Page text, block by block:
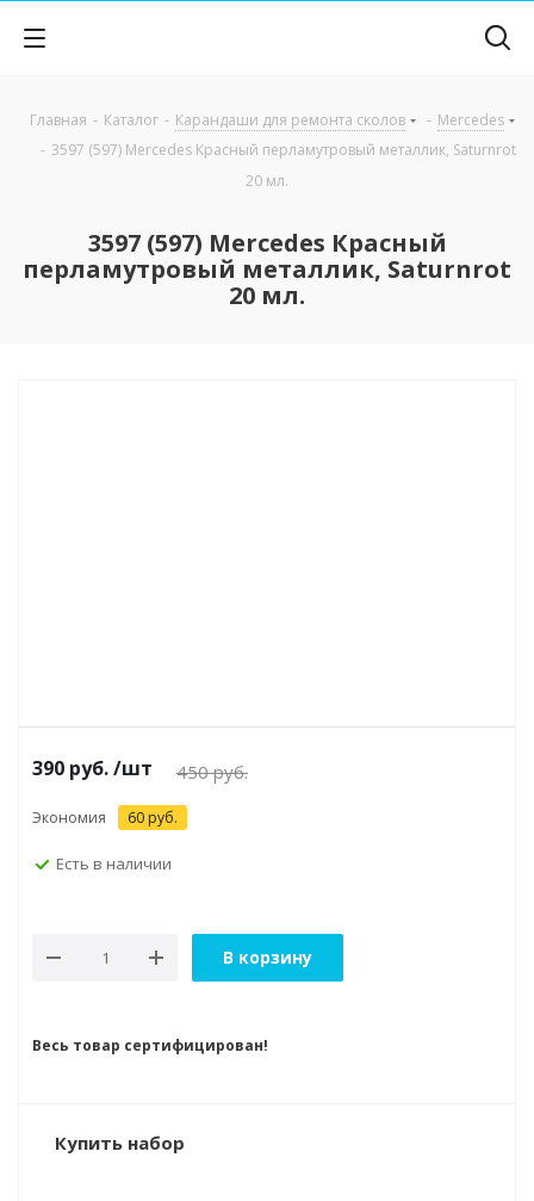
Главная - Каталог - Карандаши для ремонта сколов - Mercedes
- 3597 (597) Mercedes Красный перламутровый металлик, Saturnrot
20 мл.
3597 (597) Mercedes Красный
перламутровый металлик, Saturnrot
20 мл.
390 руб./шт 450руб.
Экономия 60 руб.
Есть в наличии
В корзину
Весь товар сертифицирован!
Купить набор